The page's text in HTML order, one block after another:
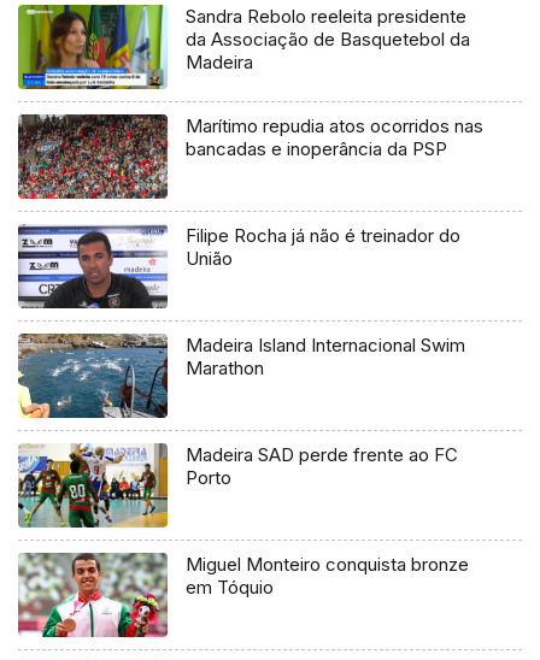
Sandra Rebolo reeleita presidente
da Associação de Basquetebol da
Madeira
Marítimo repudia atos ocorridos nas
bancadas e inoperância da PSP
Filipe Rocha já não é treinador do
União
Madeira Island Internacional Swim
Marathon
Madeira SAD perde frente ao FC
Porto
Miguel Monteiro conquista bronze
em Tóquio